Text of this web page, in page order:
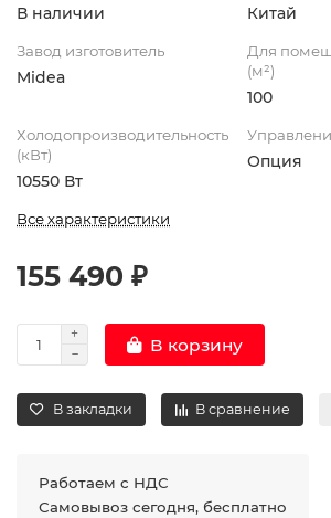
В наличии Китай
Завод изготовитель
Midea
Для
(м²)
100
Холодопроизводительность
(кВт)
10550 Вт
Опция
Все характеристики
155 490 ₽
В корзину
В закладки В сравнение
Работаем с НДС
Самовывоз сегодня, бесплатно